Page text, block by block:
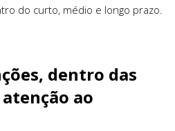
do curto, médio e longo prazo.
dentro das
ao